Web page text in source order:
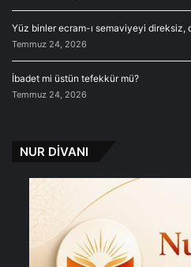
Yüz binler ecram-ı semaviyeyi direksiz,
Temmuz 24, 2026
İbadet mi üstün tefekkür mü?
Temmuz 24, 2026
NUR DİVANI